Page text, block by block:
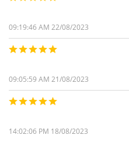
09:19:46 AM 22/08/2023
09:05:59 AM 21/08/2023
14:02:06 PM 18/08/2023